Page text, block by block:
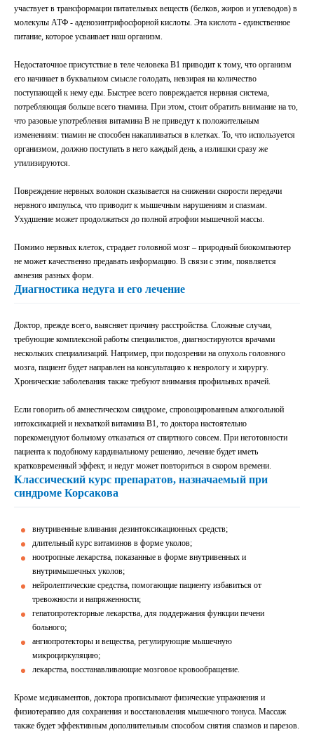
участвует в трансформации питательных веществ (белков, жиров и углеводов) в
молекулы АТФ - аденозинтрифосфорной кислоты. Эта кислота - единственное
питание, которое усваивает наш организм.
Недостаточное присутствие в теле человека В1 приводит к тому, что организм
его начинает в буквальном смысле голодать, невзирая на количество
поступающей к нему еды. Быстрее всего повреждается нервная система,
потребляющая больше всего тиамина. При этом, стоит обратить внимание на то,
что разовые употребления витамина В не приведут к положительным
изменениям: тиамин не способен накапливаться в клетках. То, что используется
организмом, должно поступать в него каждый день, а излишки сразу же
утилизируются.
Повреждение нервных волокон сказывается на снижении скорости передачи
нервного импульса, что приводит к мышечным нарушениям и спазмам.
Ухудшение может продолжаться до полной атрофии мышечной массы.
Помимо нервных клеток, страдает головной мозг – природный биокомпьютер
не может качественно предавать информацию. В связи с этим, появляется
амнезия разных форм.
Диагностика недуга и его лечение
Доктор, прежде всего, выясняет причину расстройства. Сложные случаи,
требующие комплексной работы специалистов, диагностируются врачами
нескольких специализаций. Например, при подозрении на опухоль головного
мозга, пациент будет направлен на консультацию к неврологу и хирургу.
Хронические заболевания также требуют внимания профильных врачей.
Если говорить об амнестическом синдроме, спровоцированным алкогольной
интоксикацией и нехваткой витамина В1, то доктора настоятельно
порекомендуют больному отказаться от спиртного совсем. При неготовности
пациента к подобному кардинальному решению, лечение будет иметь
кратковременный эффект, и недуг может повториться в скором времени.
Классический курс препаратов, назначаемый при
синдроме Корсакова
внутривенные вливания дезинтоксикационных средств;
длительный курс витаминов в форме уколов;
ноотропные лекарства, показанные в форме внутривенных и
внутримышечных уколов;
нейролептические средства, помогающие пациенту избавиться от
тревожности и напряженности;
гепатопротекторные лекарства, для поддержания функции печени
больного;
ангиопротекторы и вещества, регулирующие мышечную
микроциркуляцию;
лекарства, восстанавливающие мозговое кровообращение.
Кроме медикаментов, доктора прописывают физические упражнения и
физиотерапию для сохранения и восстановления мышечного тонуса. Массаж
также будет эффективным дополнительным способом снятия спазмов и парезов.